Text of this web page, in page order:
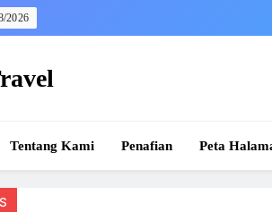
2026
Tentang Kami Penafian Peta